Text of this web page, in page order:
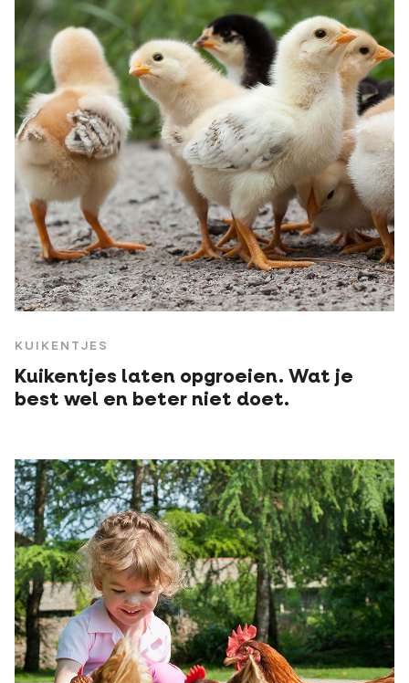
KUIKENTJES
Kuikentjes laten opgroeien. Wat je
best wel en beter niet doet.